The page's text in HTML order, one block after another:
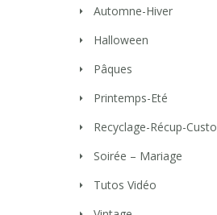
Automne-Hiver
Halloween
Pâques
Printemps-Eté
Recyclage-Récup-Custo
Soirée – Mariage
Tutos Vidéo